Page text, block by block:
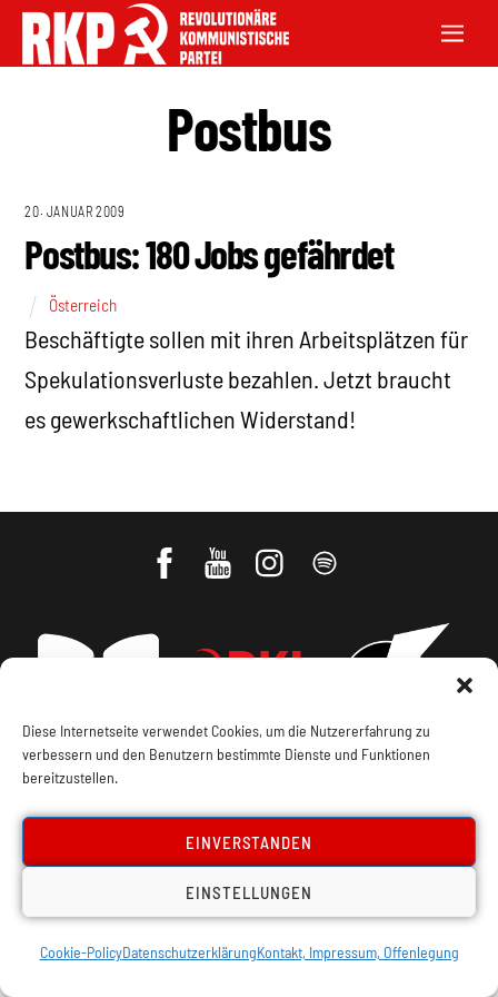
Diese Internetseite verwendet Cookies, um die Nutzererfahrung zu
verbessern und den Benutzern bestimmte Dienste und Funktionen
bereitzustellen.
EINVERSTANDEN
EINSTELLUNGEN
Cookie-PolicyDatenschutzerklärungKontakt, Impressum, Offenlegung
Postbus
20. JANUAR 2009
Postbus: 180 Jobs gefährdet
Österreich
Beschäftigte sollen mit ihren Arbeitsplätzen für
Spekulationsverluste bezahlen. Jetzt braucht
es gewerkschaftlichen Widerstand!
Datenschutz Kontakt